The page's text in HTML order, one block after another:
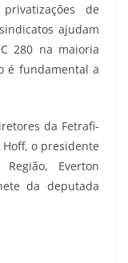
de
ajudam
280 na maioria
é fundamental a
da Fetrafi-
Hoff, o presidente
Everton
da deputada